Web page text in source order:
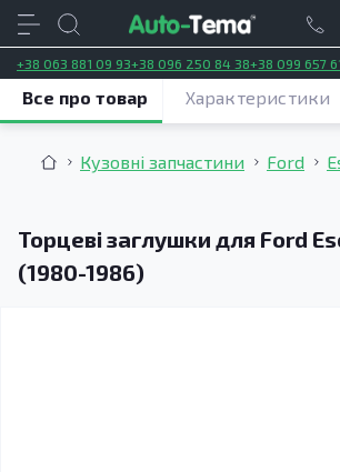
+38 063 881 09 93+38 096 250 84 38+38 099 657
Кузовні запчастини Ford
Торцеві заглушки для Ford
(1980-1986)
Все про товар Характеристики